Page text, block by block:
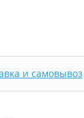
и самовывоз